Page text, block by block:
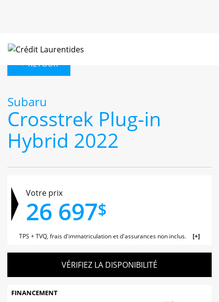
< RETOUR
Subaru
Crosstrek Plug-in
Hybrid 2022
Votre prix
26 697$
TPS + TVQ, frais d'immatriculation et d'assurances non inclus.
VÉRIFIEZ LA DISPONIBILITÉ
FINANCEMENT